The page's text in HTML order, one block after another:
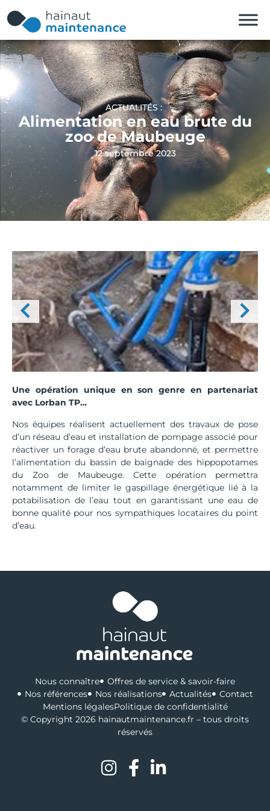
ACTUALITÉS :
Alimentation en eau brute du
zoo de Maubeuge
12 septembre 2023
Une opération unique en son genre en partenariat
avec Lorban TP…
Nos équipes réalisent actuellement des travaux de pose
d’un réseau d’eau et installation de pompage associé pour
réactiver un forage d’eau brute abandonné, et permettre
l’alimentation du bassin de baignade des hippopotames
du Zoo de Maubeuge. Cette opération permettra
notamment de limiter le gaspillage énergétique lié à la
potabilisation de l’eau tout en garantissant une eau de
bonne qualité pour nos sympathiques locataires du point
d’eau.
Nous connaître
Offres de service & savoir-faire
Nos références
Nos réalisations Actualités
Contact
Mentions légalesPolitique de confidentialité
© Copyright 2026 hainautmaintenance.fr – tous droits
réservés